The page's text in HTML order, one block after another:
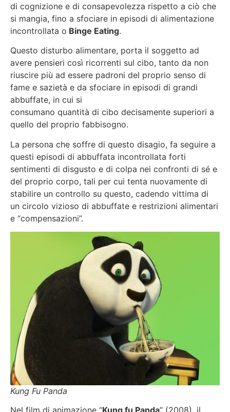
di cognizione e di consapevolezza rispetto a ciò che
si mangia, fino a sfociare in episodi di alimentazione
incontrollata o Binge Eating.
Questo disturbo alimentare, porta il soggetto ad
avere pensieri così ricorrenti sul cibo, tanto da non
riuscire più ad essere padroni del proprio senso di
fame e sazietà e da sfociare in episodi di grandi
abbuffate, in cui si
consumano quantità di cibo decisamente superiori a
quello del proprio fabbisogno.
La persona che soffre di questo disagio, fa seguire a
questi episodi di abbuffata incontrollata forti
sentimenti di disgusto e di colpa nei confronti di sé e
del proprio corpo, tali per cui tenta nuovamente di
stabilire un controllo su questo, cadendo vittima di
un circolo vizioso di abbuffate e restrizioni alimentari
e “compensazioni”.
Kung Fu Panda